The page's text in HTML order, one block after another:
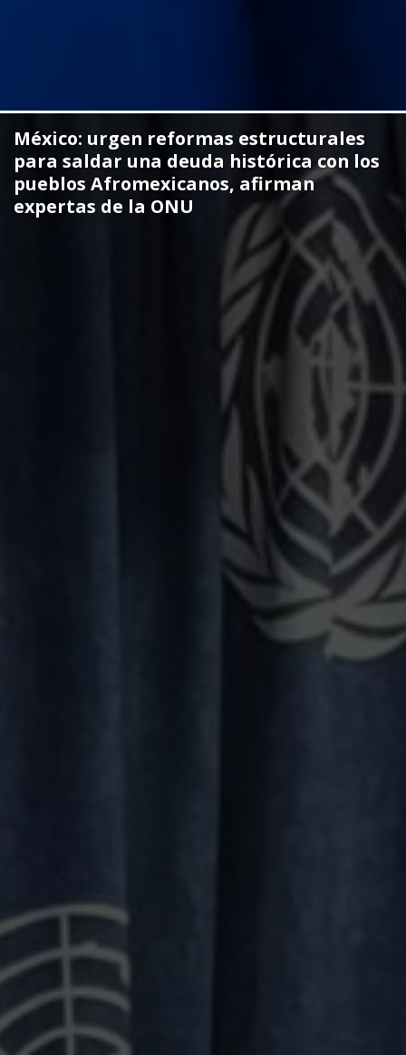
Expertas de la ONU sobre personas
Afrodescendientes visitarán México